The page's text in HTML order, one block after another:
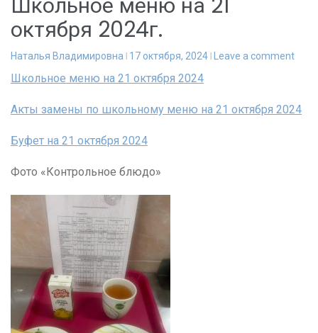
октября 2024г.
Наталья Владимировна 17 октября, 2024 Leave a comment
Школьное меню на 21 октября 2024
Акты замены по школьному меню на 21 октября 2024
Буфет на 21 октября 2024
Фото «Контрольное блюдо»